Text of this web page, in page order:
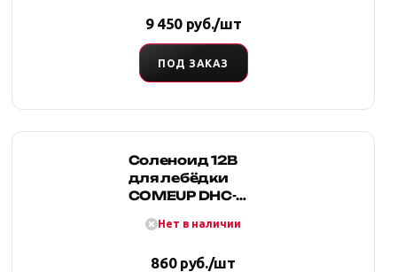
9 450 руб./шт
ПОД ЗАКАЗ
Соленоид 12В
для лебёдки
COMEUP DHC-
Нет в наличии
860 руб./шт